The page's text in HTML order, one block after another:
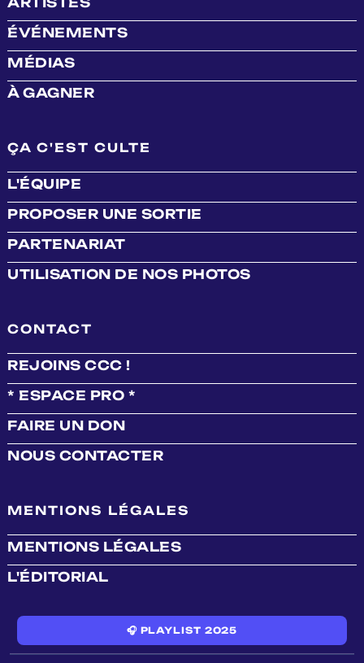
ÉVÉNEMENTS
MÉDIAS
À GAGNER
ÇA C'EST CULTE
L'ÉQUIPE
PROPOSER UNE SORTIE
PARTENARIAT
UTILISATION DE NOS PHOTOS
CONTACT
REJOINS CCC !
* ESPACE PRO *
FAIRE UN DON
NOUS CONTACTER
MENTIONS LÉGALES
MENTIONS LÉGALES
L'ÉDITORIAL
🎧 PLAYLIST 2025